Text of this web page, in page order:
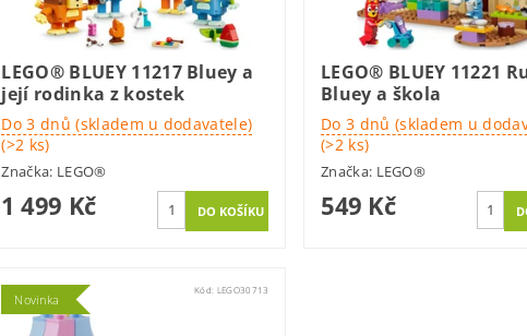
LEGO® BLUEY 11217 Bluey a
její rodinka z kostek
Do 3 dnů (skladem u dodavatele)
(>2 ks)
Značka: LEGO®
1 499 Kč
LEGO® BLUEY 11221
Bluey a škola
Do 3 dnů (skladem u
(>2 ks)
Značka: LEGO®
549 Kč
Novinka
Kód: LEGO30713